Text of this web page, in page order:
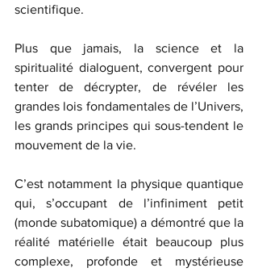
scientifique.
Plus que jamais, la science et la
spiritualité dialoguent, convergent pour
tenter de décrypter, de révéler les
grandes lois fondamentales de l’Univers,
les grands principes qui sous-tendent le
mouvement de la vie.
C’est notamment la physique quantique
qui, s’occupant de l’infiniment petit
(monde subatomique) a démontré que la
réalité matérielle était beaucoup plus
complexe, profonde et mystérieuse